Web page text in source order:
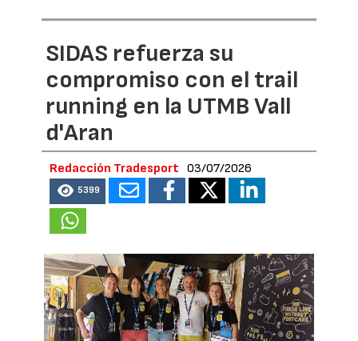
SIDAS refuerza su
compromiso con el trail
running en la UTMB Vall
d'Aran
Redacción Tradesport 03/07/2026
5399